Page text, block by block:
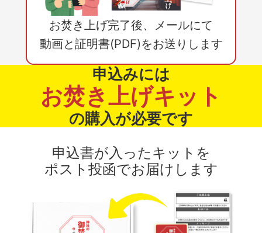
お焚き上げ完了後、メールにて
動画と証明書(PDF)をお送りします
申込みには
お焚き上げキット
の購入が必要です
申込書が入ったキットを
ポスト投函でお届けします